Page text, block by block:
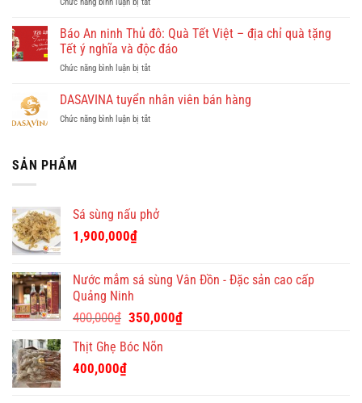
Quy
cùng
Dulichkhatvongviet.com
Báo
Định
Online
–
ty
cho
giúp
theo
khảo
quà
tết
cao
cho
nghiệp
Tết
Việt
Báo An ninh Thủ đô: Quà Tết Việt – địa chỉ quà tặng
Tết ý nghĩa và độc đáo
Chức năng bình luận bị tắtở
An
Thủ
chỉ
nghĩa
độc
đáo
DASAVINA tuyển nhân viên bán hàng
Chức năng bình luận bị tắtở
SẢN PHẨM
Sá sùng nấu phở
1,900,000₫
Nước mắm sá sùng Vân Đồn - Đặc sản cao cấp
Quảng Ninh
400,000₫ Giá
là:
350,000₫Giá
Thịt Ghẹ Bóc Nõn
400,000₫